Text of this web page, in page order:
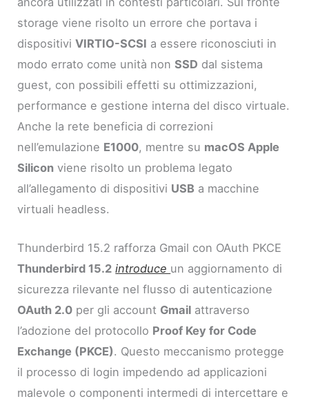
storage viene risolto un errore che portava i
dispositiviVIRTIO-SCSI a essere riconosciuti in
modo errato come unità nonSSD dal sistema
guest, con possibili effetti su ottimizzazioni,
performance e gestione interna del disco virtuale.
Anche la rete beneficia di correzioni
nell’emulazione E1000, mentre su macOS Apple
Silicon viene risolto un problema legato
all’allegamento di dispositivi USB a macchine
virtuali headless.
Thunderbird 15.2 rafforza Gmail con OAuth PKCE
Thunderbird 15.2 introduce un aggiornamento di
sicurezza rilevante nel flusso di autenticazione
OAuth 2.0 per gli account Gmail attraverso
l’adozione del protocollo Proof Key for Code
Exchange (PKCE). Questo meccanismo protegge
il processo di login impedendo ad applicazioni
malevole o componenti intermedi di intercettare e